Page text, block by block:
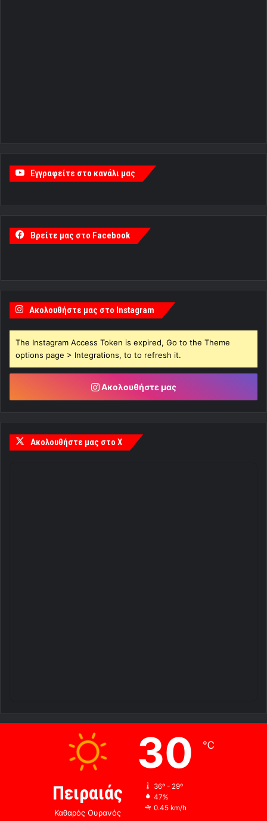
Εγγραφείτε στο κανάλι μας
Βρείτε μας στο Facebook
Ακολουθήστε μας στο Instagram
The Instagram Access Token is expired, Go to the Theme
options page > Integrations, to to refresh it.
Ακολουθήστε μας
Ακολουθήστε μας στο X
Πειραιάς
Καθαρός Ουρανός
30 ℃
36º - 29º
47%
0.45 km/h